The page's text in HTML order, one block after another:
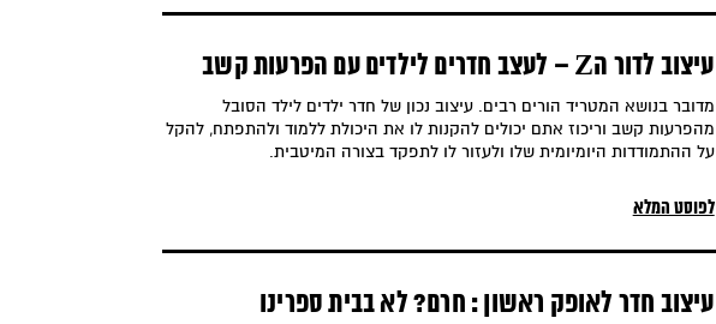
עיצוב לדור הZ – לעצב חדרים לילדים עם הפרעות קשב
וריכוז
מדובר בנושא המטריד הורים רבים. עיצוב נכון של חדר ילדים לילד הסובל
מהפרעות קשב וריכוז אתם יכולים להקנות לו את היכולת ללמוד ולהתפתח, להקל
על ההתמודדות היומיומית שלו ולעזור לו לתפקד בצורה המיטבית.
לפוסט המלא
עיצוב חדר לאופק ראשון : חרם? לא בבית ספרינו